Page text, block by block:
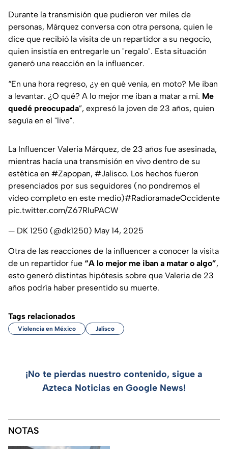
Durante la transmisión que pudieron ver miles de
personas, Márquez conversa con otra persona, quien le
dice que recibió la visita de un repartidor a su negocio,
quien insistía en entregarle un "regalo". Esta situación
generó una reacción en la influencer.
“En una hora regreso, ¿y en qué venía, en moto? Me iban
a levantar. ¿O qué? A lo mejor me iban a matar a mi. Me
quedé preocupada”, expresó la joven de 23 años, quien
seguía en el "live".
La Influencer Valeria Márquez, de 23 años fue asesinada,
mientras hacía una transmisión en vivo dentro de su
estética en #Zapopan, #Jalisco. Los hechos fueron
presenciados por sus seguidores (no pondremos el
video completo en este medio)#RadioramadeOccidente
pic.twitter.com/Z67RIuPACW
— DK 1250 (@dk1250) May 14, 2025
Otra de las reacciones de la influencer a conocer la visita
de un repartidor fue “A lo mejor me iban a matar o algo”,
esto generó distintas hipótesis sobre que Valeria de 23
años podría haber presentido su muerte.
Tags relacionados
Violencia en México Jalisco
¡No te pierdas nuestro contenido, sigue a
Azteca Noticias en Google News!
NOTAS